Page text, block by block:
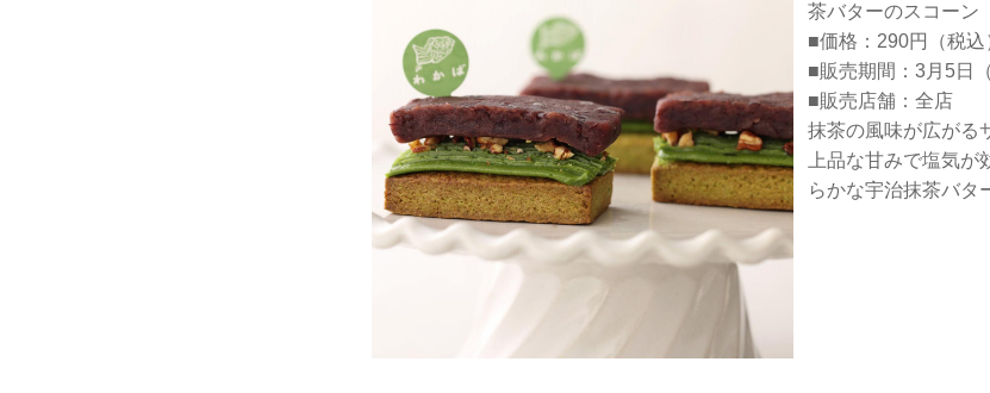
茶バターのスコーン
■価格：290円（税込
■販売期間：3月5日
■販売店舗：全店
抹茶の風味が広がる
上品な甘みで塩気
らかな宇治抹茶バタ